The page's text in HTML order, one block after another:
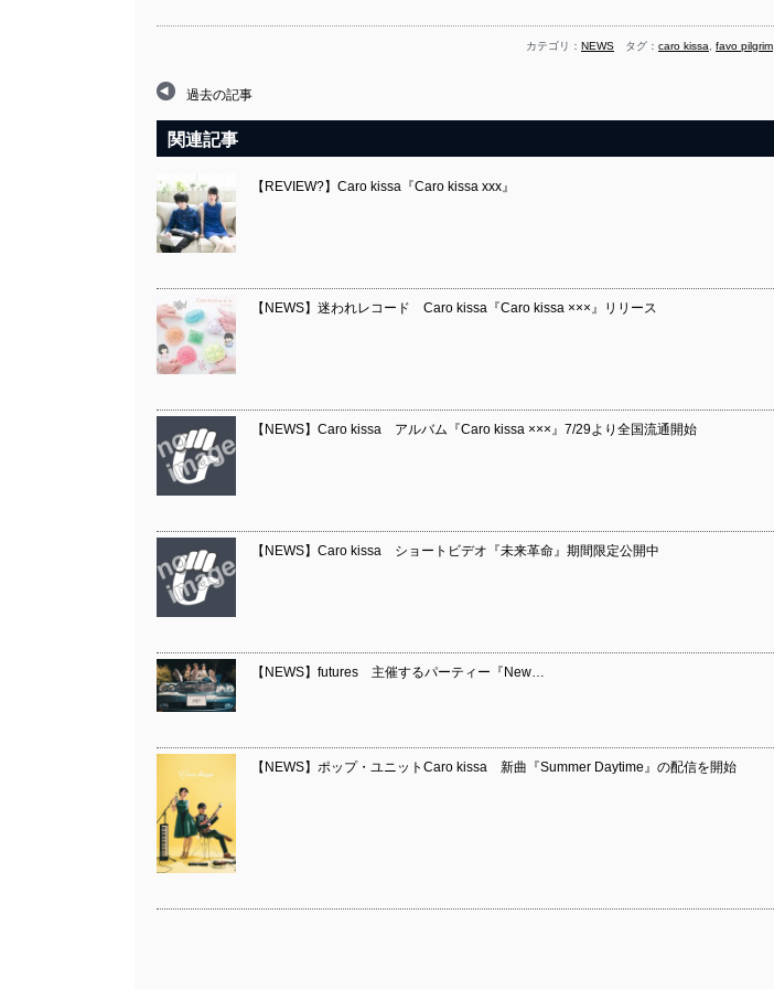
カテゴリ： NEWS タグ： caro kissa favo pilgrim
過去の記事
関連記事
【REVIEW?】Caro kissa『Caro kissa xxx』
【NEWS】迷われレコード Caro kissa『Caro kissa ×××』リリース
【NEWS】Caro kissa アルバム『Caro kissa ×××』7/29より全国流通開始
【NEWS】Caro kissa ショートビデオ『未来革命』期間限定公開中
【NEWS】futures 主催するパーティー『New…
【NEWS】ポップ・ユニットCaro kissa 新曲『Summer Daytime』の配信を開始